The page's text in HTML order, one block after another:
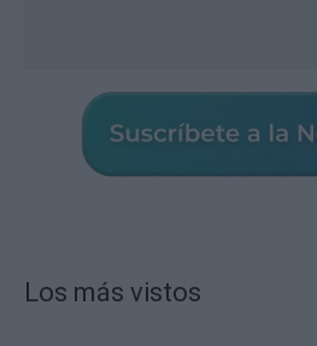
Los más vistos